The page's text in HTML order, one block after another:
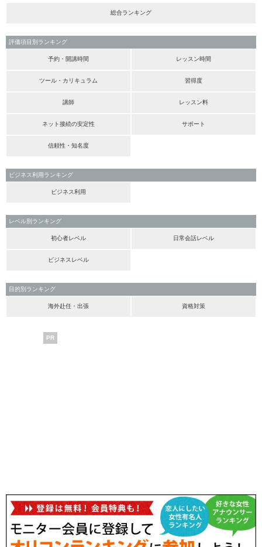
総合ランキング
評価項目別ランキング
予約・開講時間 レッスン時間
ツール・カリキュラム 習得度
講師 レッスン料
ネット接続の安定性 サポート
信頼性・知名度
ビジネス利用ランキング
ビジネス利用
レベル別ランキング
初心者レベル 日常会話レベル
ビジネスレベル
目的別ランキング
海外赴任・出張 資格対策
PR